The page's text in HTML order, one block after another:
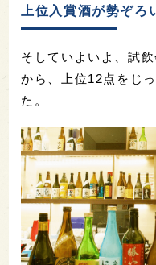
上位入賞酒が勢ぞろ
そしていよいよ、試
から、上位12点をじ
た。